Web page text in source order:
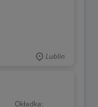
Lublin
Okładka: